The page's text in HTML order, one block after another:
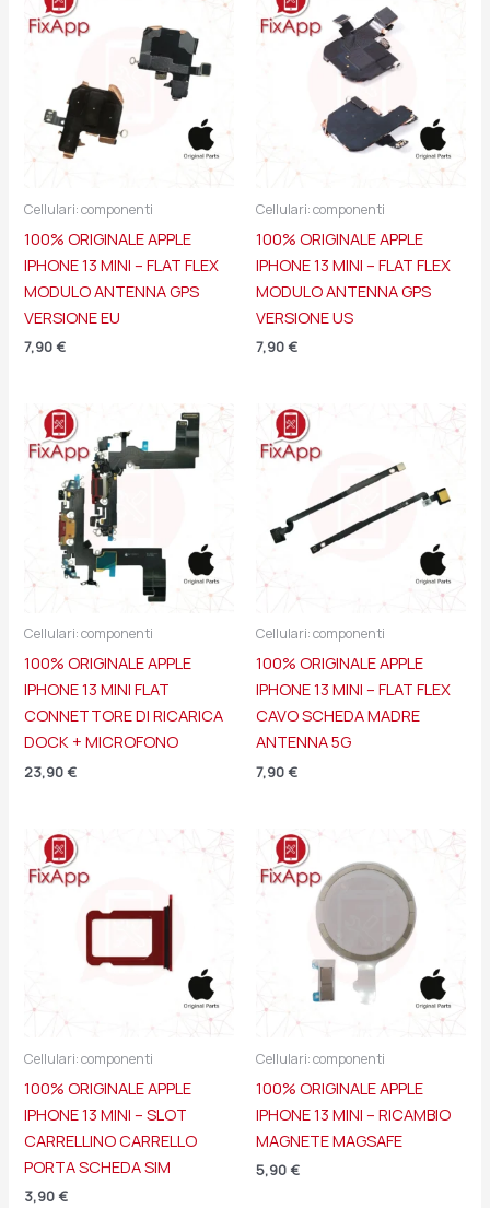
Cellulari: componenti
100% ORIGINALE APPLE
IPHONE 13 MINI – FLAT FLEX
MODULO ANTENNA GPS
VERSIONE EU
7,90 €
Cellulari: componenti
100% ORIGINALE APPLE
IPHONE 13 MINI – FLAT FLEX
MODULO ANTENNA GPS
VERSIONE US
7,90 €
Cellulari: componenti
100% ORIGINALE APPLE
IPHONE 13 MINI FLAT
CONNETTORE DI RICARICA
DOCK + MICROFONO
23,90 €
Cellulari: componenti
100% ORIGINALE APPLE
IPHONE 13 MINI – FLAT FLEX
CAVO SCHEDA MADRE
ANTENNA 5G
7,90 €
Cellulari: componenti
100% ORIGINALE APPLE
IPHONE 13 MINI – SLOT
CARRELLINO CARRELLO
PORTA SCHEDA SIM
3,90 €
Cellulari: componenti
100% ORIGINALE APPLE
IPHONE 13 MINI – RICAMBIO
MAGNETE MAGSAFE
5,90 €